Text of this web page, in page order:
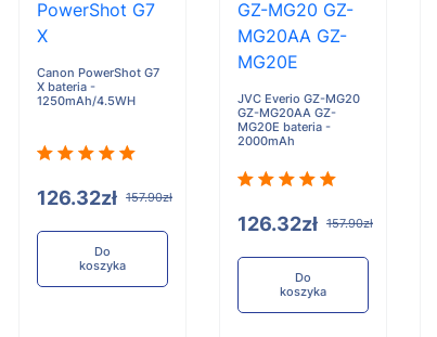
Canon PowerShot G7
X bateria -
1250mAh/4.5WH
126.32zł 157.90zł
Do
koszyka
JVC Everio GZ-MG20
GZ-MG20AA GZ-
MG20E bateria -
2000mAh
126.32zł 157.90zł
Do
koszyka